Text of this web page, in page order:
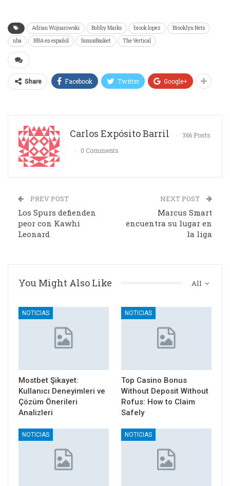
Adrian Wojnarowski Bobby Marks brook lopez
Brooklyn Nets
nba
NBA en español SomosBasket The Vertical
Share Facebook Twitter Google+
Carlos Expósito Barril
366 Posts
0 Comments
PREV POST
Los Spurs defienden
peor con Kawhi
Leonard
NEXT POST
Marcus Smart
encuentra su lugar en
la liga
All
You Might Also Like
NOTICIAS
Mostbet Şikayet:
Kullanıcı Deneyimleri ve
Çözüm Önerileri
Analizleri
NOTICIAS
Top Casino Bonus
Without Deposit Without
Rofus: How to Claim
Safely
NOTICIAS NOTICIAS